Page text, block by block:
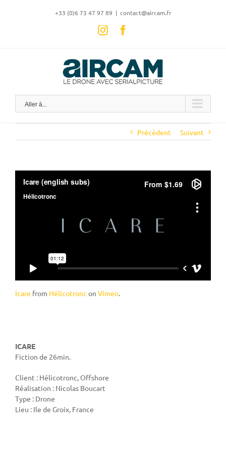
‭+33 (0)6 73 47 97 89 | contact@aircam.fr
Instagram
Aller à...
Précédent Suivant
Icare from Hélicotronc on Vimeo.
ICARE
Fiction de 26min.
Client : Hélicotronc, Offshore
Réalisation : Nicolas Boucart
Type : Drone
Lieu : Ile de Groix, France